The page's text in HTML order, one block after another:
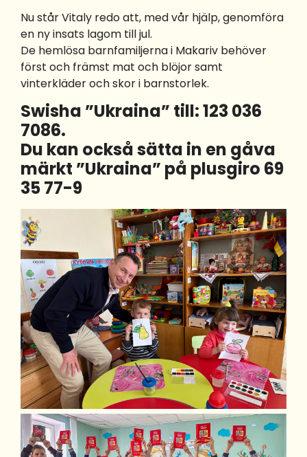
Nu står Vitaly redo att, med vår hjälp, genomföra
en ny insats lagom till jul.
De hemlösa barnfamiljerna i Makariv behöver
först och främst mat och blöjor samt
vinterkläder och skor i barnstorlek.
Swisha ”Ukraina” till: 123 036
7086.
Du kan också sätta in en gåva
märkt ”Ukraina” på plusgiro 69
35 77-9